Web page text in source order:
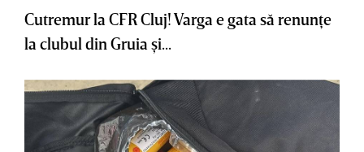
Cutremur la CFR Cluj! Varga e gata să renunţe
la clubul din Gruia şi...